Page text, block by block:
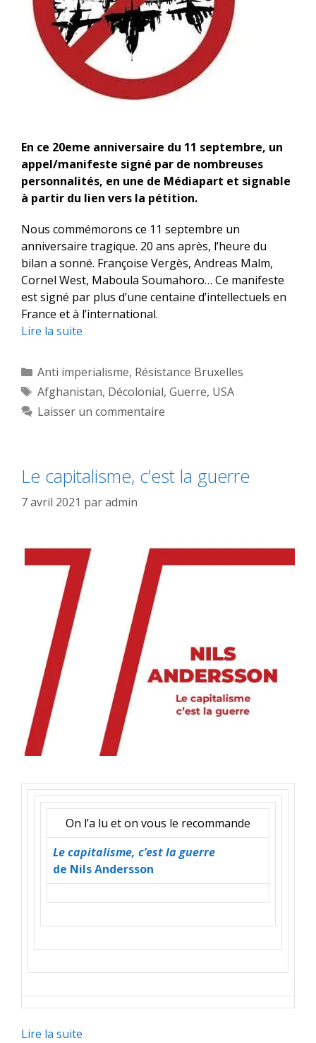
En ce 20eme anniversaire du 11 septembre, un
appel/manifeste signé par de nombreuses
personnalités, en une de Médiapart et signable
à partir du lien vers la pétition.
Nous commémorons ce 11 septembre un
anniversaire tragique. 20 ans après, l’heure du
bilan a sonné. Françoise Vergès, Andreas Malm,
Cornel West, Maboula Soumahoro… Ce manifeste
est signé par plus d’une centaine d’intellectuels en
France et à l’international.
Lire la suite
Catégories
Anti imperialisme, Résistance Bruxelles
Étiquettes
Afghanistan, Décolonial, Guerre, USA
Laisser un commentaire
Le capitalisme, c’est la guerre
7 avril 2021 paradmin
On l’a lu et on vous le recommande
Le capitalisme, c’est la guerre
de Nils Andersson
Lire la suite